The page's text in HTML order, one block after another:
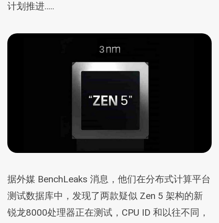
计划推进…..
据外媒 BenchLeaks 消息，他们在分布式计算平台
测试数据库中，发现了两款疑似 Zen 5 架构的新
锐龙8000处理器正在测试，CPU ID 和以往不同，